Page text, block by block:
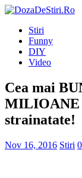
Stiri
Funny
DIY
Video
Cea mai
MILIOANE
strainatate!
Nov 16, 2016 Stiri 0